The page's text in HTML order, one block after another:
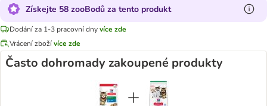
Získejte 58 zooBodů za tento produkt
Dodání za 1-3 pracovní dnyvíce zde
Vrácení zbožívíce zde
Často dohromady zakoupené produkty